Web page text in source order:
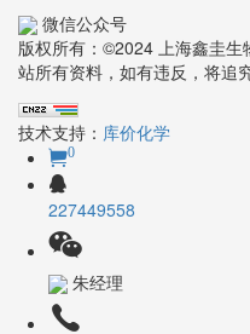
微信公众号
版权所有：©2024 上海鑫圭生
站所有资料，如有违反，将追
技术支持： 库价化学
0
227449558
朱经理